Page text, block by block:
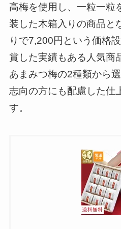
高梅を使用し、一粒一粒
装した木箱入りの商品と
りで7,200円という価格
賞した実績もある人気商
あまみつ梅の2種類から
志向の方にも配慮した仕
す。